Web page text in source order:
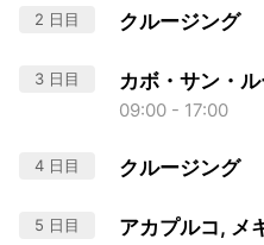
2 日目 クルージング
3 日目 カボ・サン・
09:00 - 17:00
4 日目 クルージング
5 日目 アカプルコ, メ